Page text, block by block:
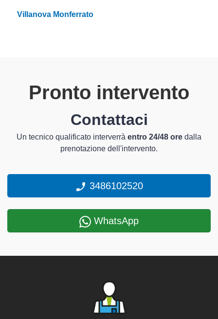
Villanova Monferrato
Pronto intervento
Contattaci
Un tecnico qualificato interverrà entro 24/48 ore dalla
prenotazione dell'intervento.
3486102520
WhatsApp